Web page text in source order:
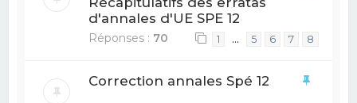
d'annales d'UE SPE 12
Réponses : 70 1 … 5 6 7 8
Correction annales Spé 12